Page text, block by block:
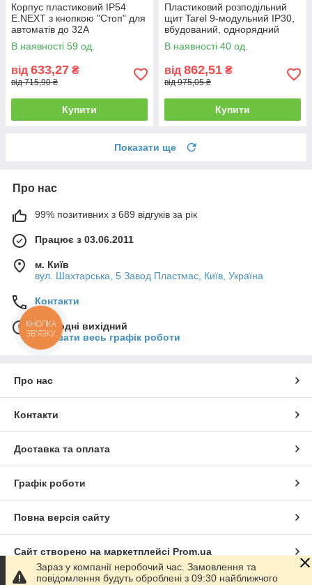
Корпус пластиковий IP54
E.NEXT з кнопкою "Стоп" для
автоматів до 32А
В наявності 59 од.
від 633,27 ₴
від 715,90 ₴
Купити
Пластиковий розподільний
щит Tarel 9-модульний IP30,
вбудований, однорядний
В наявності 40 од.
від 862,51 ₴
від 975,05 ₴
Купити
Показати ще
Про нас
99% позитивних з 689 відгуків за рік
Працює з 03.06.2011
м. Київ
вул. Шахтарська, 5 Завод Пластмас, Київ, Україна
Контакти
Сьогодні вихідний
Показати весь графік роботи
Про нас
Контакти
Доставка та оплата
Графік роботи
Повна версія сайту
Сайт створено на маркетплейсі Prom.ua
Зараз у компанії неробочий час. Замовлення та
повідомлення будуть оброблені з 09:30 найближчого
КНОПКА
ЗВ'ЯЗКУ